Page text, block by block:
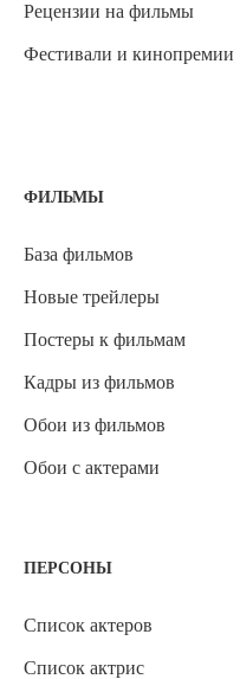
Рецензии на фильмы
Фестивали и кинопремии
ФИЛЬМЫ
База фильмов
Новые трейлеры
Постеры к фильмам
Кадры из фильмов
Обои из фильмов
Обои с актерами
ПЕРСОНЫ
Список актеров
Список актрис